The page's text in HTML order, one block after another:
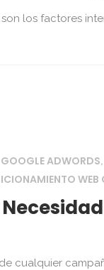
los factores
ADWORDS,
cualquier